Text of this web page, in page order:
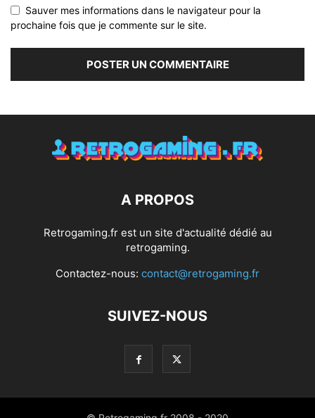
Sauver mes informations dans le navigateur pour la
prochaine fois que je commente sur le site.
A PROPOS
Retrogaming.fr est un site d'actualité dédié au
retrogaming.
Contactez-nous: contact@retrogaming.fr
SUIVEZ-NOUS